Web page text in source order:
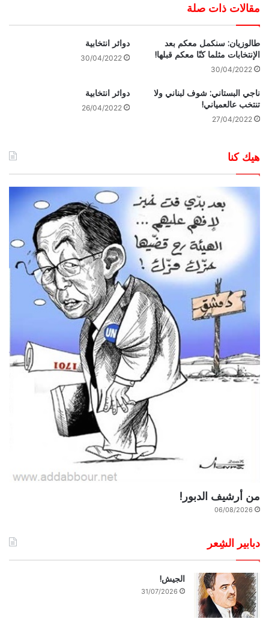
مقالات ذات صلة
طالوزيان: سنكمل معكم بعد
الإنتخابات مثلما كنّا معكم قبلها!
30/04/2022
دوائر انتخابية
30/04/2022
ناجي البستاني: شوف لبناني ولا
تنتخب عالعمياني!
27/04/2022
دوائر انتخابية
26/04/2022
هيك كنا
من أرشيف الدبور!
06/08/2026
دبابير الشِعر
الجيش!
31/07/2026